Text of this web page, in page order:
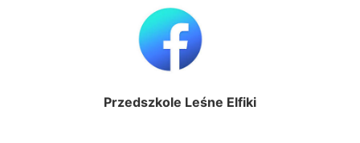
Przedszkole Leśne Elfiki